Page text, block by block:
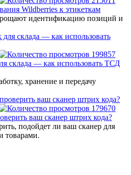
Wildberries к этикеткам
идентификацию позиций и
199857
склада — как использовать ТСД
хранение и передачу
179670
ваш сканер штрих кода?
подойдет ли ваш сканер для
товарами.